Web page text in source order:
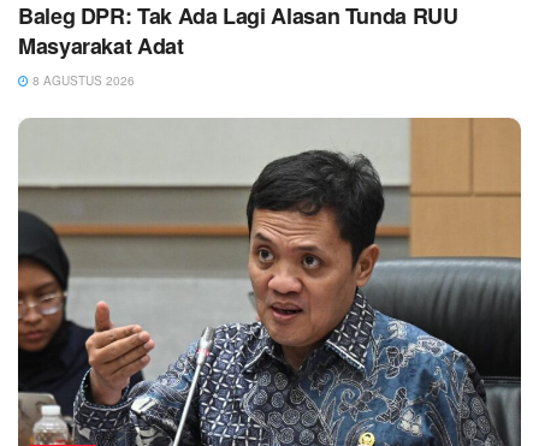
Baleg DPR: Tak Ada Lagi Alasan Tunda RUU
Masyarakat Adat
8 AGUSTUS 2026